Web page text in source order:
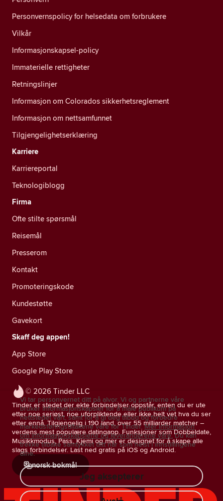
© 2026 Tinder LLC
Tinder er stedet der ekte forbindelser oppstår, enten du er ute
etter noe seriøst, noe uforpliktende eller ikke helt vet hva du ser
etter ennå. Tilgjengelig i 190 land, over 55 milliarder matcher –
verdens mest populære datingapp. Funksjoner som Dobbeldate,
Musikkmodus, Pass, Kjemi og mer er designet for å skape alle
slags forbindelser. Last ned gratis på iOS og Android.
norsk bokmål
Personvernspolicy for helsedata om forbrukere
Vilkår
Informasjonskapsel-policy
Immaterielle rettigheter
Retningslinjer
Informasjon om Colorados sikkerhetsreglement
Informasjon om nettsamfunnet
Tilgjengelighetserklæring
Karriere
Karriereportal
Teknologiblogg
Firma
Ofte stilte spørsmål
Reisemål
Presserom
Kontakt
Promoteringskode
Kundestøtte
Gavekort
Skaff deg appen!
App Store
Google Play Store
Vi tar personvernet ditt på alvor. Vi og partnerne våre
bruker informasjonskapsler for å måle publikum på
nettstedet vårt, samt for å gi deg tilbud og forbedre
markedsføringstiltakene våre for Tinder. Mer informasjon
om informasjonskapslene og leverandørene våre. Du kan
trekke tilbake samtykket ditt når som helst i innstillingene
dine.
Jeg aksepterer